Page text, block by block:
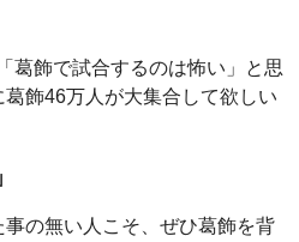
葛飾で試合するのは怖い」と思
飾46万人が大集合して欲しい
の無い人こそ、ぜひ葛飾を背